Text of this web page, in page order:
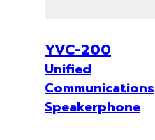
YVC-200
Unified
Communications
Speakerphone